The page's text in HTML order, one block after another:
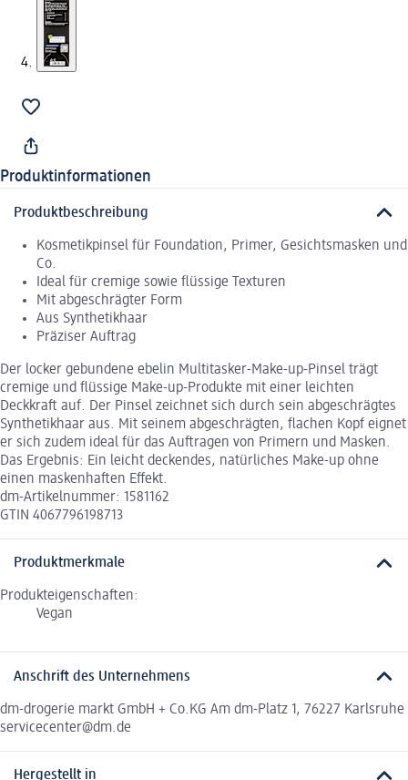
Produktinformationen
Produktbeschreibung
Kosmetikpinsel für Foundation, Primer, Gesichtsmasken und
Co.
Ideal für cremige sowie flüssige Texturen
Mit abgeschrägter Form
Aus Synthetikhaar
Präziser Auftrag
Der locker gebundene ebelin Multitasker-Make-up-Pinsel trägt
cremige und flüssige Make-up-Produkte mit einer leichten
Deckkraft auf. Der Pinsel zeichnet sich durch sein abgeschrägtes
Synthetikhaar aus. Mit seinem abgeschrägten, flachen Kopf eignet
er sich zudem ideal für das Auftragen von Primern und Masken.
Das Ergebnis: Ein leicht deckendes, natürliches Make-up ohne
einen maskenhaften Effekt.
dm-Artikelnummer: 1581162
GTIN 4067796198713
Produktmerkmale
Produkteigenschaften:
Vegan
Anschrift des Unternehmens
dm-drogerie markt GmbH + Co.KG Am dm-Platz 1, 76227 Karlsruhe
servicecenter@dm.de
Hergestellt in